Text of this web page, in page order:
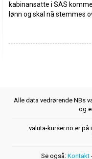
kabinansatte i SAS
lønn og skal nå stemmes
Alle data vedrørende NBs
og
valuta-kurser.no er
Se også: Kontakt